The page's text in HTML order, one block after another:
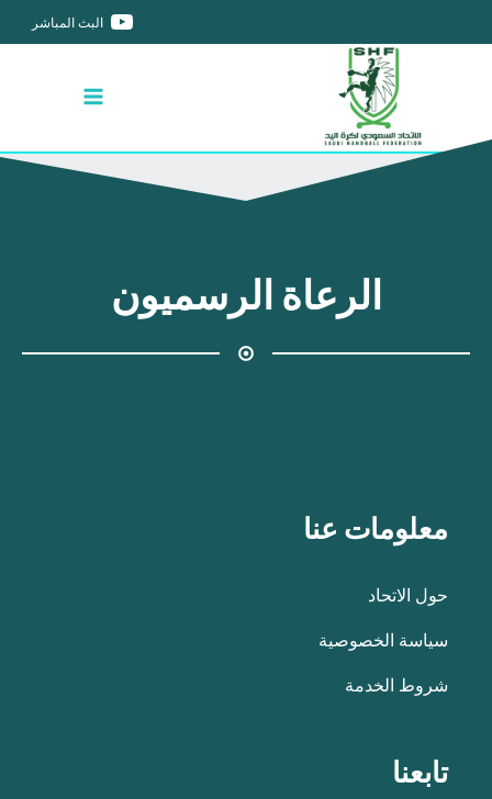
البث المباشر
الرعاة الرسميون
معلومات عنا
حول الاتحاد
سياسة الخصوصية
شروط الخدمة
تابعنا